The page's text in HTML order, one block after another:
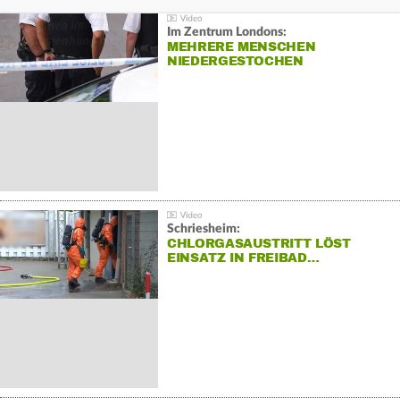
Im Zentrum Londons:
MEHRERE MENSCHEN
NIEDERGESTOCHEN
Schriesheim:
CHLORGASAUSTRITT LÖST
EINSATZ IN FREIBAD…